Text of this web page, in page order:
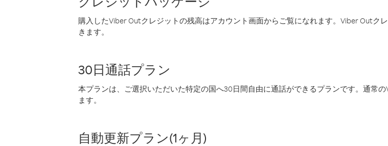
購入したViber Outクレジットの残高はアカウント画面からご覧になれます。Viber Outク
きます。
30日通話プラン
本プランは、ご選択いただいた特定の国へ30日間自由に通話ができるプランです。通常
ます。
自動更新プラン(1ヶ月)